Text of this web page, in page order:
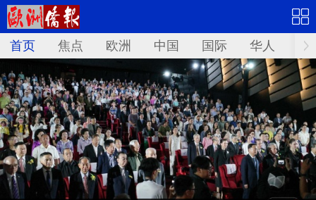
首页 焦点 欧洲 中国 国际 华人 文